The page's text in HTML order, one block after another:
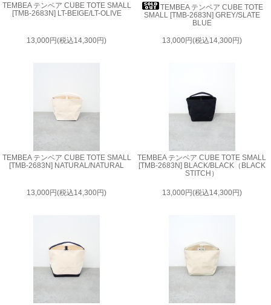
TEMBEA テンベア CUBE TOTE SMALL
[TMB-2683N] LT-BEIGE/LT-OLIVE
13,000円(税込14,300円)
TEMBEA テンベア CUBE TOTE
SMALL [TMB-2683N] GREY/SLATE
BLUE
13,000円(税込14,300円)
TEMBEA テンベア CUBE TOTE SMALL
[TMB-2683N] NATURAL/NATURAL
13,000円(税込14,300円)
TEMBEA テンベア CUBE TOTE SMALL
[TMB-2683N] BLACK/BLACK（BLACK
STITCH）
13,000円(税込14,300円)